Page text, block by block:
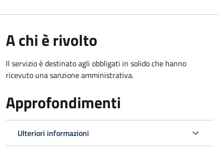
A chi è rivolto
Il servizio è destinato agli obbligati in solido che hanno
ricevuto una sanzione amministrativa.
Approfondimenti
Ulteriori informazioni